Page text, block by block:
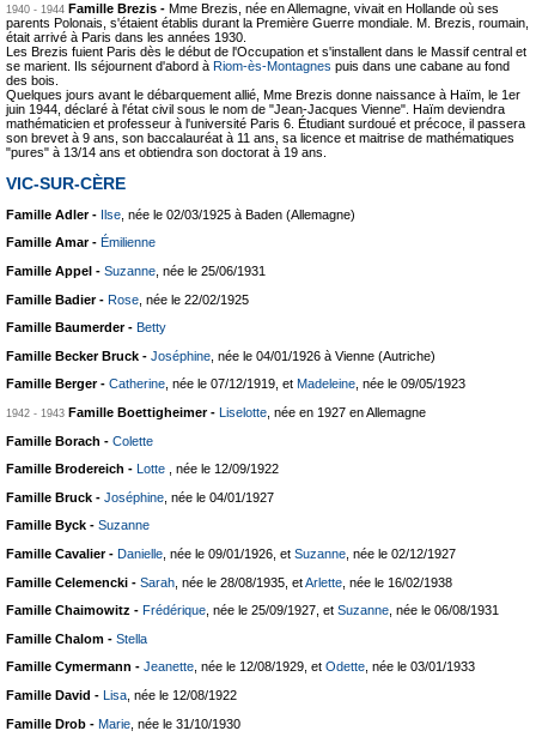
1940 - 1944 Famille Brezis - Mme Brezis, née en Allemagne, vivait en Hollande où ses
parents Polonais, s'étaient établis durant la Première Guerre mondiale. M. Brezis, roumain,
était arrivé à Paris dans les années 1930.
Les Brezis fuient Paris dès le début de l'Occupation et s'installent dans le Massif central et
se marient. Ils séjournent d'abord à Riom-ès-Montagnes puis dans une cabane au fond
des bois.
Quelques jours avant le débarquement allié, Mme Brezis donne naissance à Haïm, le 1er
juin 1944, déclaré à l'état civil sous le nom de "Jean-Jacques Vienne". Haïm deviendra
mathématicien et professeur à l'université Paris 6. Étudiant surdoué et précoce, il passera
son brevet à 9 ans, son baccalauréat à 11 ans, sa licence et maitrise de mathématiques
"pures" à 13/14 ans et obtiendra son doctorat à 19 ans.
VIC-SUR-CÈRE
Famille Adler - Ilse , née le 02/03/1925 à Baden (Allemagne)
Famille Amar - Émilienne
Famille Appel - Suzanne , née le 25/06/1931
Famille Badier - Rose , née le 22/02/1925
Famille Baumerder - Betty
Famille Becker Bruck - Joséphine , née le 04/01/1926 à Vienne (Autriche)
Famille Berger - Catherine , née le 07/12/1919, et Madeleine , née le 09/05/1923
1942 - 1943 Famille Boettigheimer - Liselotte , née en 1927 en Allemagne
Famille Borach - Colette
Famille Brodereich - Lotte , née le 12/09/1922
Famille Bruck - Joséphine , née le 04/01/1927
Famille Byck - Suzanne
Famille Cavalier - Danielle , née le 09/01/1926, et Suzanne , née le 02/12/1927
Famille Celemencki - Sarah , née le 28/08/1935, etArlette , née le 16/02/1938
Famille Chaimowitz - Frédérique , née le 25/09/1927, et Suzanne , née le 06/08/1931
Famille Chalom - Stella
Famille Cymermann - Jeanette, née le 12/08/1929, et Odette, née le 03/01/1933
Famille David - Lisa , née le 12/08/1922
Famille Drob - Marie , née le 31/10/1930